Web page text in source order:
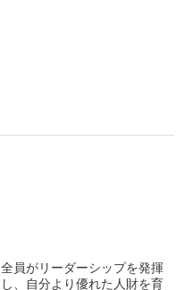
全員がリーダーシップを発揮
し、自分より優れた人財を育